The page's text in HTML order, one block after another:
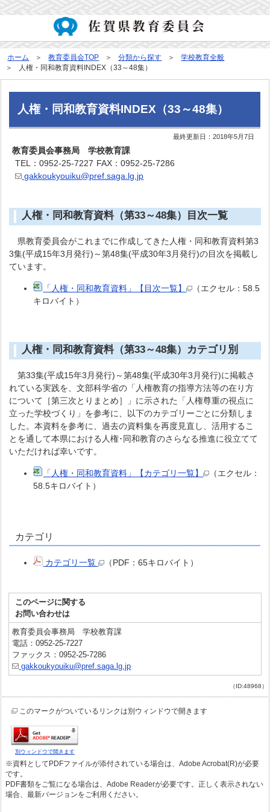
ホーム 教育委員会TOP 分類から探す
学校教育全般
人権・同和教育資料INDEX（33～48集）
人権・同和教育資料INDEX（33～48集）
最終更新日：2018年5月7日
教育委員会事務局 学校教育課
TEL：0952-25-7227 FAX：0952-25-7286
gakkoukyouiku@pref.saga.lg.jp
人権・同和教育資料（第33～48集）目次一覧
県教育委員会がこれまでに作成してきた人権・同和教育資料第3
3集(平成15年3月発行)～第48集(平成30年3月発行)の目次を掲載し
ています。
「人権・同和教育資料」【目次一覧】
（エクセル：58.5
キロバイト）
人権・同和教育資料（第33～48集）カテゴリ別
第33集(平成15年3月発行)～第48集(平成30年3月発行)に掲載さ
れている実践を、文部科学省の「人権教育の指導方法等の在り方
について［第三次とりまとめ］」に示された「人権尊重の視点に
立った学校づくり」を参考に、以下のカテゴリーごとに分類しま
した。本資料を参考に、過去の資料集を再度見直し、活用するこ
とを通して本県における人権･同和教育のさらなる推進に役立てて
いただければ幸いです。
「人権・同和教育資料」【カテゴリ一覧】
（エクセル：
58.5キロバイト）
カテゴリ
カテゴリ一覧 （PDF：65キロバイト）
このページに関する
お問い合わせは
教育委員会事務局 学校教育課
電話：0952-25-7227
ファックス：0952-25-7286
gakkoukyouiku@pref.saga.lg.jp
（ID:48968）
このマークがついているリンクは別ウィンドウで開きます
別ウィンドウで開きます
※資料としてPDFファイルが添付されている場合は、Adobe Acrobat(R)が必要
です。
PDF書類をご覧になる場合は、Adobe Readerが必要です。正しく表示されない
場合、最新バージョンをご利用ください。